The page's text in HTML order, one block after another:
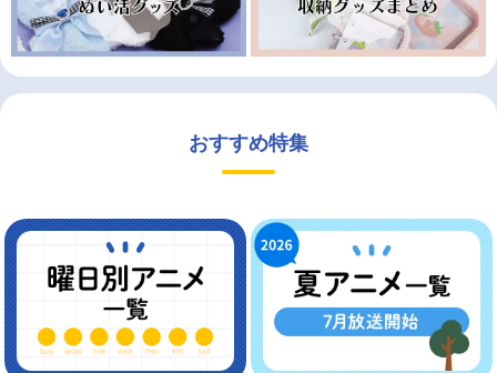
おすすめ特集